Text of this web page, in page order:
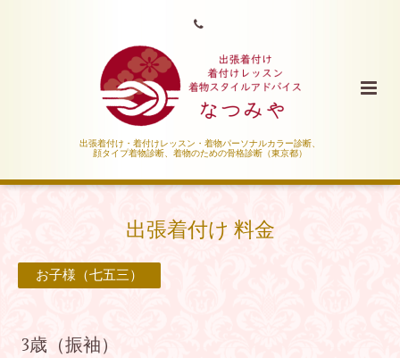
出張着付け・着付けレッスン・着物パーソナルカラー診断、
顔タイプ着物診断、着物のための骨格診断（東京都）
出張着付け 料金
お子様（七五三）
3歳（振袖）